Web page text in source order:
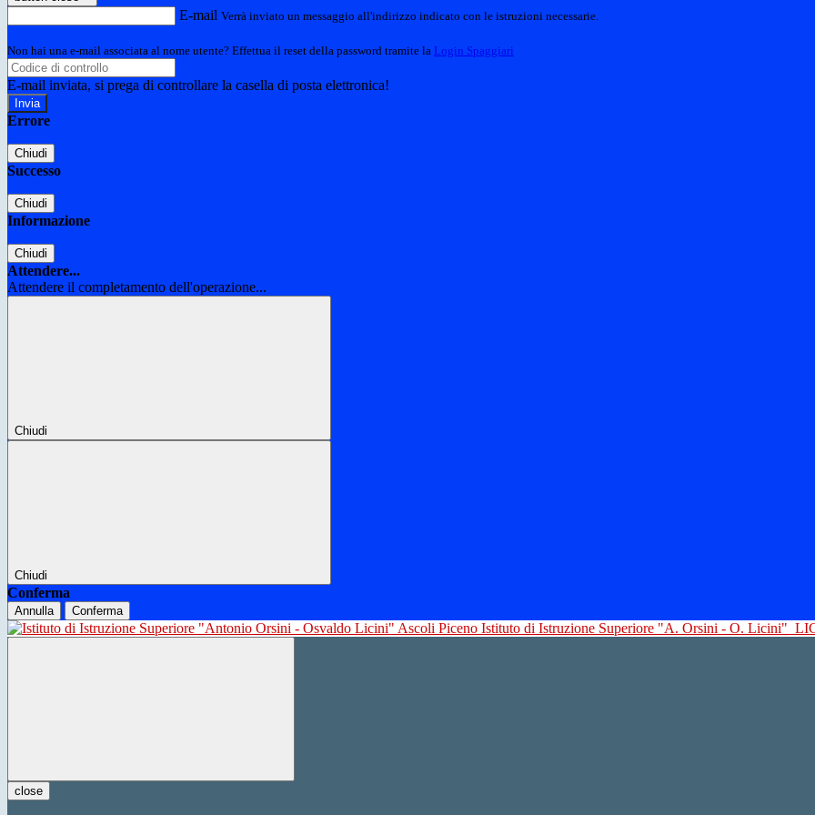
E-mail Verrà inviato un messaggio all'indirizzo indicato con le istruzioni necessarie.
Non hai una e-mail associata al nome utente? Effettua il reset della password tramite la Login Spaggiari
E-mail inviata, si prega di controllare la casella di posta elettronica!
Errore
Chiudi
Successo
Chiudi
Informazione
Chiudi
Attendere...
Attendere il completamento dell'operazione...
Chiudi
Chiudi
Conferma
Annulla Conferma
Istituto di Istruzione Superiore "A. Orsini - O. Licini"
close